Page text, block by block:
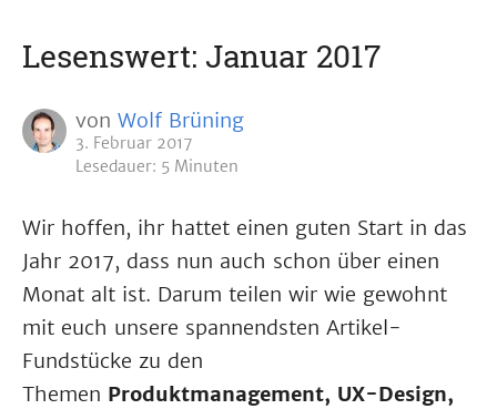
Lesenswert: Januar 2017
von Wolf Brüning
3. Februar 2017
Lesedauer: 5 Minuten
Wir hoffen, ihr hattet einen guten Start in das
Jahr 2017, dass nun auch schon über einen
Monat alt ist. Darum teilen wir wie gewohnt
mit euch unsere spannendsten Artikel-
Fundstücke zu den
Themen Produktmanagement, UX-Design,